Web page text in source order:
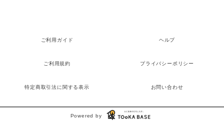
ご利用ガイド ヘルプ
ご利用規約 プライバシーポリシー
特定商取引法に関する表示 お問い合わせ
Powered by